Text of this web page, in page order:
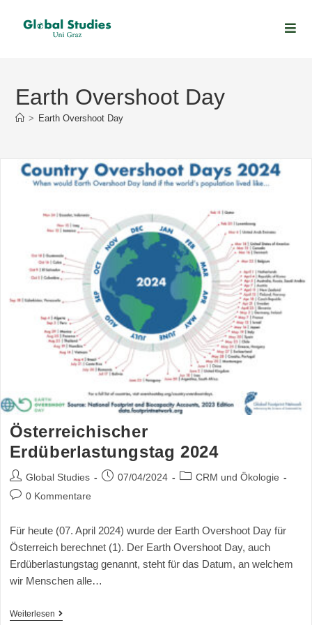
Earth Overshoot Day
> Earth Overshoot Day
Österreichischer
Erdüberlastungstag 2024
Global Studies 07/04/2024
CRM und Ökologie
0 Kommentare
Für heute (07. April 2024) wurde der Earth Overshoot Day für
Österreich berechnet (1). Der Earth Overshoot Day, auch
Erdüberlastungstag genannt, steht für das Datum, an welchem
wir Menschen alle…
Weiterlesen